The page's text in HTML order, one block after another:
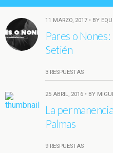
11 MARZO, 2017 • BY
Pares o
Setién
3 RESPUESTAS
25 ABRIL, 2016 • BY
La
Palmas
9 RESPUESTAS